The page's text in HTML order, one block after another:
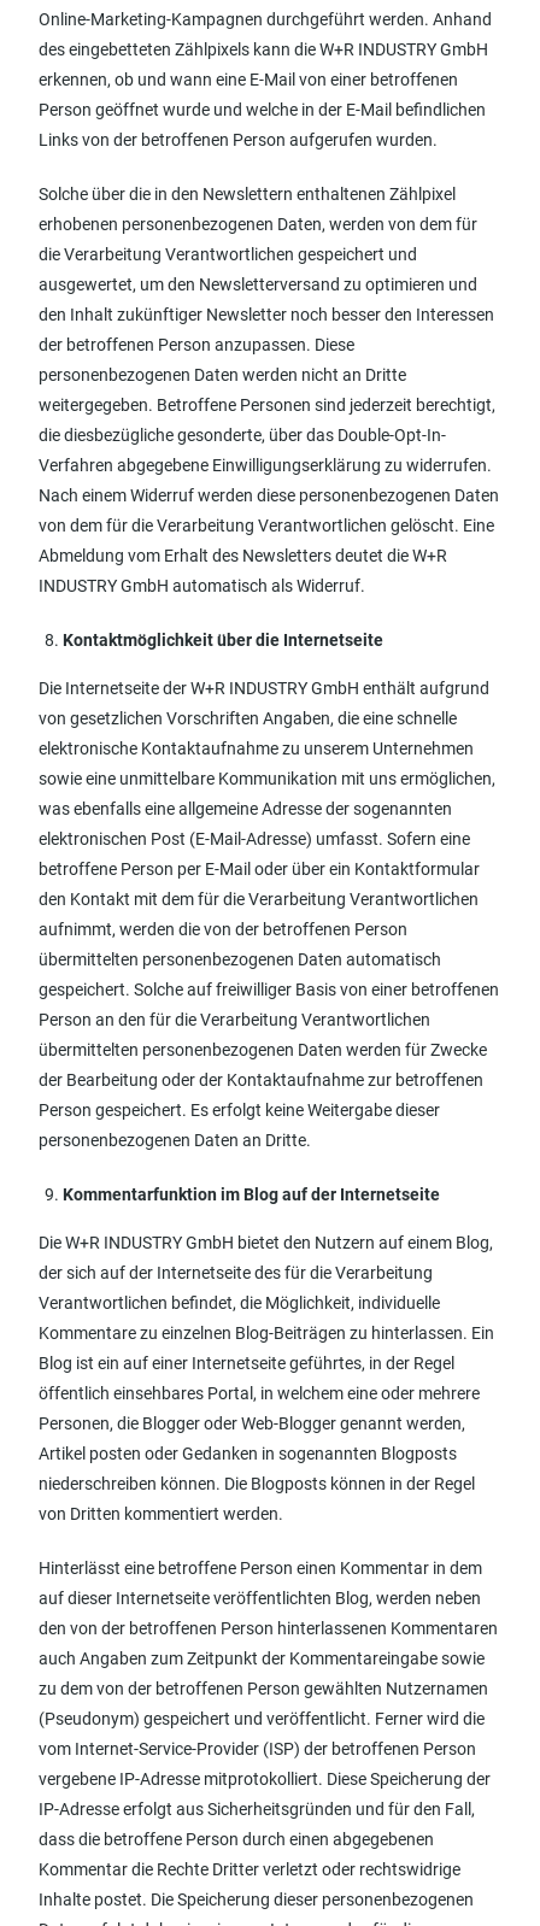
Online-Marketing-Kampagnen durchgeführt werden. Anhand
des eingebetteten Zählpixels kann die W+R INDUSTRY GmbH
erkennen, ob und wann eine E-Mail von einer betroffenen
Person geöffnet wurde und welche in der E-Mail befindlichen
Links von der betroffenen Person aufgerufen wurden.
Solche über die in den Newslettern enthaltenen Zählpixel
erhobenen personenbezogenen Daten, werden von dem für
die Verarbeitung Verantwortlichen gespeichert und
ausgewertet, um den Newsletterversand zu optimieren und
den Inhalt zukünftiger Newsletter noch besser den Interessen
der betroffenen Person anzupassen. Diese
personenbezogenen Daten werden nicht an Dritte
weitergegeben. Betroffene Personen sind jederzeit berechtigt,
die diesbezügliche gesonderte, über das Double-Opt-In-
Verfahren abgegebene Einwilligungserklärung zu widerrufen.
Nach einem Widerruf werden diese personenbezogenen Daten
von dem für die Verarbeitung Verantwortlichen gelöscht. Eine
Abmeldung vom Erhalt des Newsletters deutet die W+R
INDUSTRY GmbH automatisch als Widerruf.
Kontaktmöglichkeit über die Internetseite
Die Internetseite der W+R INDUSTRY GmbH enthält aufgrund
von gesetzlichen Vorschriften Angaben, die eine schnelle
elektronische Kontaktaufnahme zu unserem Unternehmen
sowie eine unmittelbare Kommunikation mit uns ermöglichen,
was ebenfalls eine allgemeine Adresse der sogenannten
elektronischen Post (E-Mail-Adresse) umfasst. Sofern eine
betroffene Person per E-Mail oder über ein Kontaktformular
den Kontakt mit dem für die Verarbeitung Verantwortlichen
aufnimmt, werden die von der betroffenen Person
übermittelten personenbezogenen Daten automatisch
gespeichert. Solche auf freiwilliger Basis von einer betroffenen
Person an den für die Verarbeitung Verantwortlichen
übermittelten personenbezogenen Daten werden für Zwecke
der Bearbeitung oder der Kontaktaufnahme zur betroffenen
Person gespeichert. Es erfolgt keine Weitergabe dieser
personenbezogenen Daten an Dritte.
Kommentarfunktion im Blog auf der Internetseite
Die W+R INDUSTRY GmbH bietet den Nutzern auf einem Blog,
der sich auf der Internetseite des für die Verarbeitung
Verantwortlichen befindet, die Möglichkeit, individuelle
Kommentare zu einzelnen Blog-Beiträgen zu hinterlassen. Ein
Blog ist ein auf einer Internetseite geführtes, in der Regel
öffentlich einsehbares Portal, in welchem eine oder mehrere
Personen, die Blogger oder Web-Blogger genannt werden,
Artikel posten oder Gedanken in sogenannten Blogposts
niederschreiben können. Die Blogposts können in der Regel
von Dritten kommentiert werden.
Hinterlässt eine betroffene Person einen Kommentar in dem
auf dieser Internetseite veröffentlichten Blog, werden neben
den von der betroffenen Person hinterlassenen Kommentaren
auch Angaben zum Zeitpunkt der Kommentareingabe sowie
zu dem von der betroffenen Person gewählten Nutzernamen
(Pseudonym) gespeichert und veröffentlicht. Ferner wird die
vom Internet-Service-Provider (ISP) der betroffenen Person
vergebene IP-Adresse mitprotokolliert. Diese Speicherung der
IP-Adresse erfolgt aus Sicherheitsgründen und für den Fall,
dass die betroffene Person durch einen abgegebenen
Kommentar die Rechte Dritter verletzt oder rechtswidrige
Inhalte postet. Die Speicherung dieser personenbezogenen